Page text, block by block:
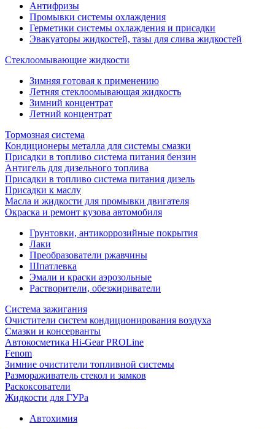
Антифризы
Промывки системы охлаждения
Герметики системы охлаждения и присадки
Эвакуаторы жидкостей, тазы для слива жидкостей
Стеклоомывающие жидкости
Зимняя готовая к применению
Летняя стеклоомывающая жидкость
Зимний концентрат
Летний концентрат
Тормозная система
Кондиционеры металла для системы смазки
Присадки в топливо система питания бензин
Антигель для дизельного топлива
Присадки в топливо система питания дизель
Присадки к маслу
Масла и жидкости для промывки двигателя
Окраска и ремонт кузова автомобиля
Грунтовки, антикоррозийные покрытия
Лаки
Преобразователи ржавчины
Шпатлевка
Эмали и краски аэрозольные
Растворители, обезжириватели
Система зажигания
Очистители систем кондиционирования воздуха
Смазки и консерванты
Автокосметика Hi-Gear PROLine
Fenom
Зимние очистители топливной системы
Размораживатель стекол и замков
Раскоксователи
Жидкости для ГУРа
Автохимия